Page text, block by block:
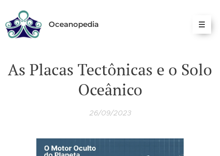
Oceanopedia
As Placas Tectônicas e o Solo
Oceânico
26/09/2023